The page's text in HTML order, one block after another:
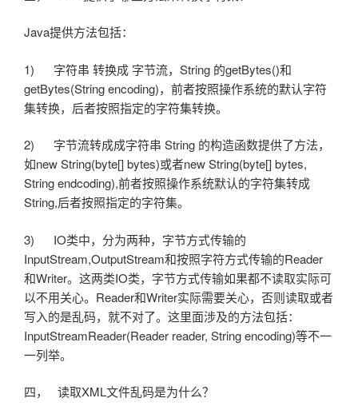
Java提供方法包括：
1) 字符串 转换成 字节流，String 的getBytes()和
getBytes(String encoding)，前者按照操作系统的默认字符
集转换，后者按照指定的字符集转换。
2) 字节流转成成字符串 String 的构造函数提供了方法，
如new String(byte[] bytes)或者new String(byte[] bytes,
String endcoding),前者按照操作系统默认的字符集转成
String,后者按照指定的字符集。
3) IO类中，分为两种，字节方式传输的
InputStream,OutputStream和按照字符方式传输的Reader
和Writer。这两类IO类，字节方式传输如果都不读取实际可
以不用关心。Reader和Writer实际需要关心，否则读取或者
写入的是乱码，就不对了。这里面涉及的方法包括：
InputStreamReader(Reader reader, String encoding)等不一
一列举。
四， 读取XML文件乱码是为什么？